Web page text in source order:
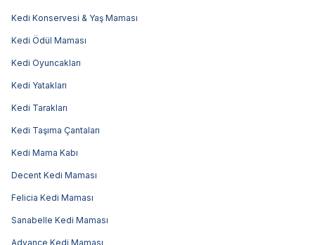
Kedi Konservesi & Yaş Maması
Kedi Ödül Maması
Kedi Oyuncakları
Kedi Yatakları
Kedi Tarakları
Kedi Taşıma Çantaları
Kedi Mama Kabı
Decent Kedi Maması
Felicia Kedi Maması
Sanabelle Kedi Maması
Advance Kedi Maması